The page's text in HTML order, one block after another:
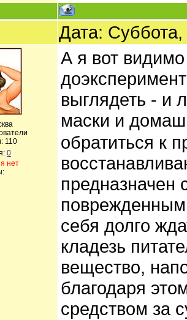
Дата:
110
0
нет
А я вот
выглядеть - и
маски и
обратиться к
предназначен
себя долго
кладезь
вещество,
благодаря
средством за